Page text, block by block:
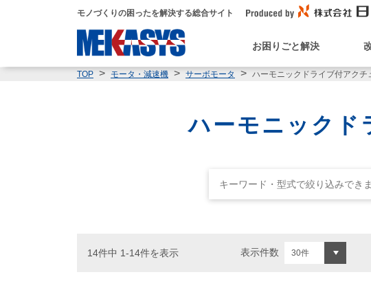
モノづくりの困ったを解決する総合サイト
お困りごと解決
TOP モータ・減速機 サーボモータ ハーモニックドライブ付アクチ
ハーモニックド
14件中 1-14件を表示 表示件数